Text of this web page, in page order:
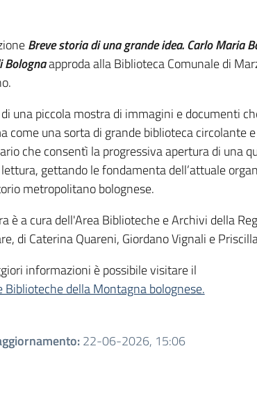
Breve storia di una grande idea. Carlo Maria
Bolognaapproda alla Biblioteca Comunale di
una piccola mostra di immagini e documenti
come una sorta di grande biblioteca circolante
che consentì la progressiva apertura di una
gettando le fondamenta dell’attuale
metropolitano bolognese.
è a cura dell'Area Biblioteche e Archivi della
di Caterina Quareni, Giordano Vignali e
informazioni è possibile visitare il
Biblioteche della Montagna bolognese.
:22-06-2026, 15:06